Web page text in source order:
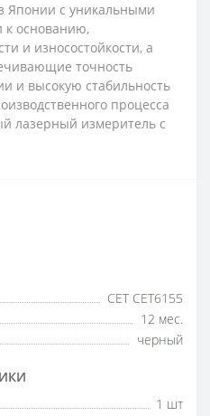
Японии с уникальными
к основанию,
и износостойкости, а
точность
и высокую стабильность
процесса
лазерный измеритель с
CET CET6155
12 мес.
черный
1 шт